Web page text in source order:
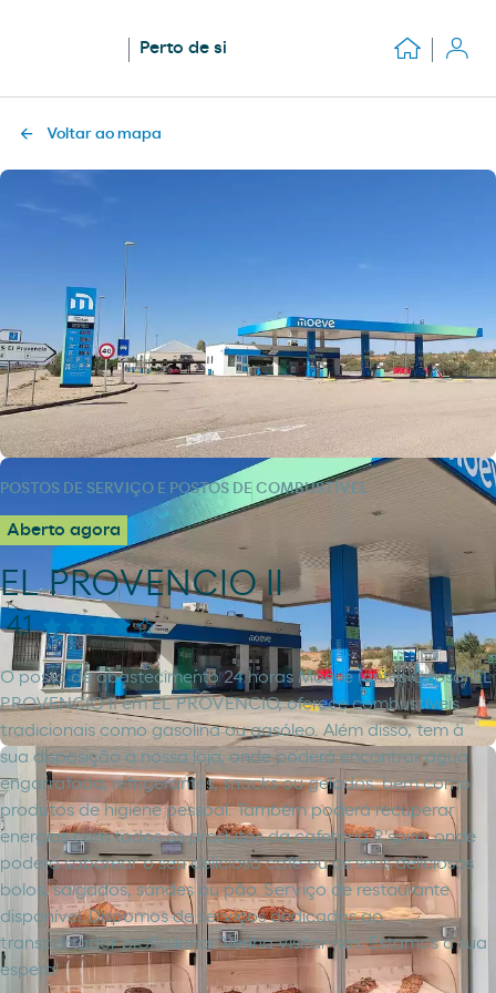
Perto de si
Voltar ao mapa
POSTOS DE SERVIÇO E POSTOS DE COMBUSTÍVEL
Aberto agora
EL PROVENCIO II
4,1
O posto de abastecimento 24 horas Moeve (antes Cepsa) EL
PROVENCIO II em EL PROVENCIO, oferece combustíveis
tradicionais como gasolina ou gasóleo. Além disso, tem à
sua disposição a nossa loja, onde poderá encontrar água
engarrafada, refrigerantes, snacks ou gelados, bem como
produtos de higiene pessoal. Também poderá recuperar
energias com todos os produtos da cafetaria R'spiro, onde
poderá saborear o seu delicioso café ou os seus deliciosos
bolos, salgados, sandes ou pão. Serviço de restaurante
disponível. Dispomos de serviços dedicados ao
transportador profissional. Venha visitar-nos. Estamos à sua
espera!